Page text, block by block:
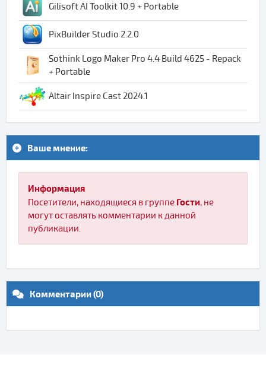
Gilisoft AI Toolkit 10.9 + Portable
PixBuilder Studio 2.2.0
Sothink Logo Maker Pro 4.4 Build 4625 - Repack
+ Portable
Altair Inspire Cast 2024.1
Ваше мнение:
Информация
Посетители, находящиеся в группе Гости, не
могут оставлять комментарии к данной
публикации.
Комментарии (0)